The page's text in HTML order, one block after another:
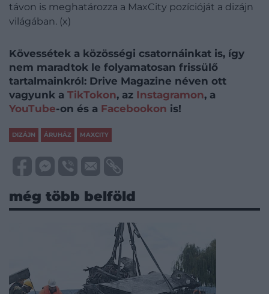
távon is meghatározza a MaxCity pozícióját a dizájn
világában. (x)
Kövessétek a közösségi csatornáinkat is, így
nem maradtok le folyamatosan frissülő
tartalmainkról: Drive Magazine néven ott
vagyunk a TikTokon, az Instagramon, a
YouTube-on és a Facebookon is!
DIZÁJN ÁRUHÁZ MAXCITY
még több belföld